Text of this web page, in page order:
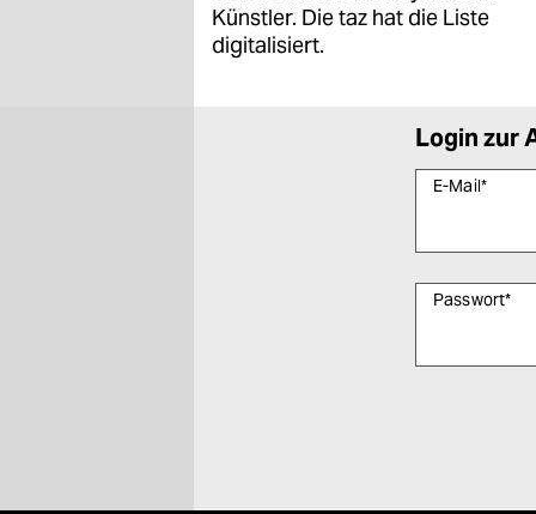
Künstler. Die taz hat die Liste
digitalisiert.
Login zur
E-Mail*
Passwort*